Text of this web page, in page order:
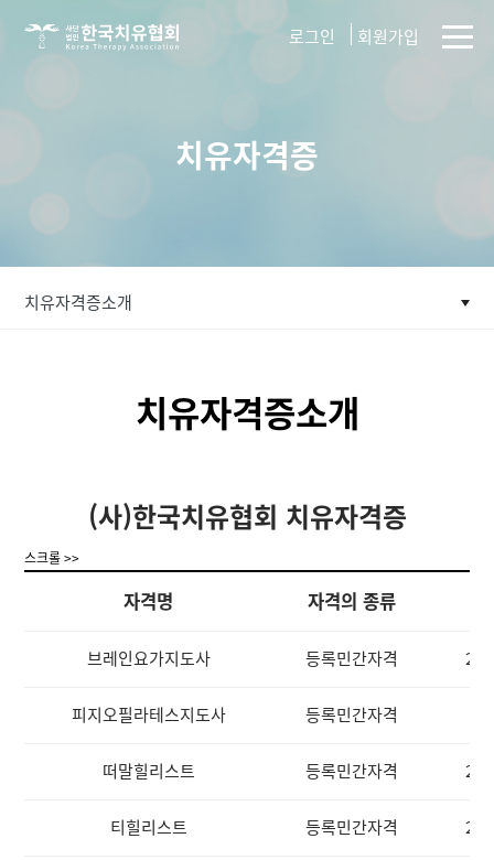
사단법인
로그인 회원가입
치유자격증
치유자격증소개
치유자격증소개
(사)한국치유협회 치유자격증
스크롤 >>
자격명 자격의 종류
브레인요가지도사 등록민간자격
피지오필라테스지도사 등록민간자격
떠말힐리스트 등록민간자격
티힐리스트 등록민간자격